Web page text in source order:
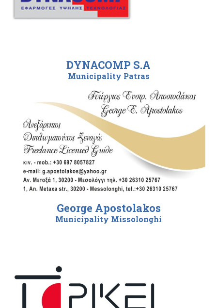
DYNACOMP S.A
Municipality Patras
George Apostolakos
Municipality Missolonghi